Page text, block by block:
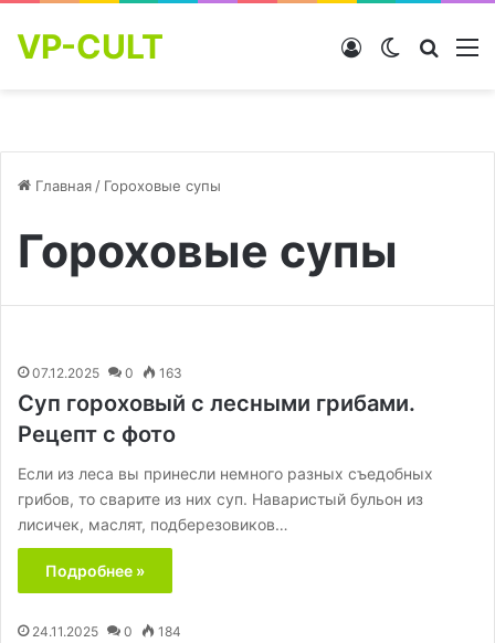
VP-CULT Switch skin
Войти
Главная / Гороховые супы
Гороховые супы
07.12.2025 0 163
Суп гороховый с лесными грибами.
Рецепт с фото
Если из леса вы принесли немного разных съедобных
грибов, то сварите из них суп. Наваристый бульон из
лисичек, маслят, подберезовиков…
Подробнее »
24.11.2025 0 184